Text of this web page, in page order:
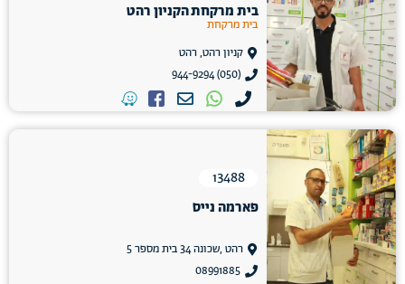
בית מרקחת הקניון רהט
בית מרקחת
קניון רהט, רהט
(050) 944-9294
13488
פארמה נייס
רהט ,שכונה 34 בית מספר 5
08991885